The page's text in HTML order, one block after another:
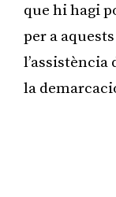
que hi hagi
per a
l’assistència
la